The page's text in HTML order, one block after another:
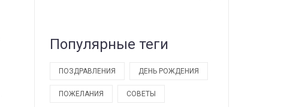
Популярные теги
ПОЗДРАВЛЕНИЯ ДЕНЬ РОЖДЕНИЯ
ПОЖЕЛАНИЯ СОВЕТЫ